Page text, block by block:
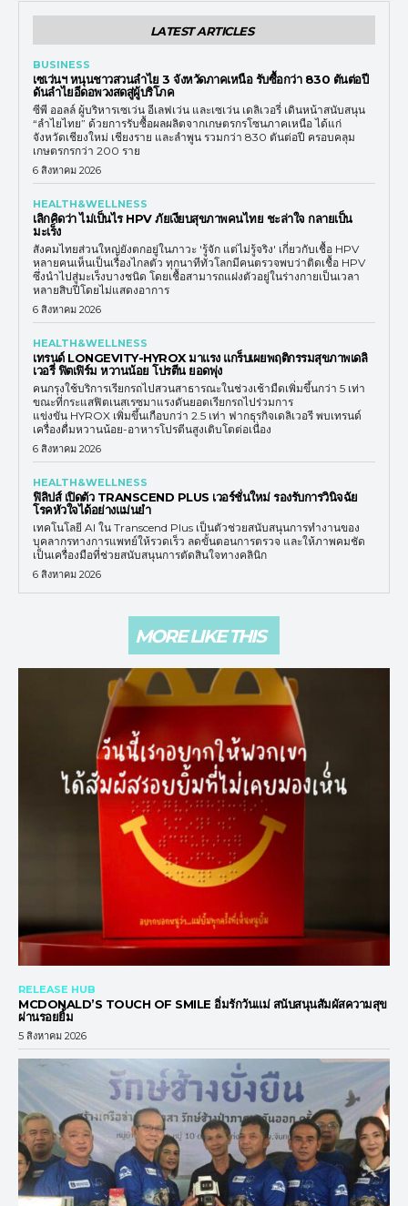
LATEST ARTICLES
BUSINESS
เซเว่นฯ หนุนชาวสวนลำไย 3 จังหวัดภาคเหนือ รับซื้อกว่า 830 ตันต่อปี
ดันลำไยอีดอพวงสดสู่ผู้บริโภค
ซีพี ออลล์ ผู้บริหารเซเว่น อีเลฟเว่น และเซเว่น เดลิเวอรี่ เดินหน้าสนับสนุน
“ลำไยไทย” ด้วยการรับซื้อผลผลิตจากเกษตรกรโซนภาคเหนือ ได้แก่
จังหวัดเชียงใหม่ เชียงราย และลำพูน รวมกว่า 830 ตันต่อปี ครอบคลุม
เกษตรกรกว่า 200 ราย
6 สิงหาคม 2026
HEALTH&WELLNESS
เลิกคิดว่า ไม่เป็นไร HPV ภัยเงียบสุขภาพคนไทย ชะล่าใจ กลายเป็น
มะเร็ง
สังคมไทยส่วนใหญ่ยังตกอยู่ในภาวะ 'รู้จัก แต่ไม่รู้จริง' เกี่ยวกับเชื้อ HPV
หลายคนเห็นเป็นเรื่องไกลตัว ทุกนาทีทั่วโลกมีคนตรวจพบว่าติดเชื้อ HPV
ซึ่งนำไปสู่มะเร็งบางชนิด โดยเชื้อสามารถแฝงตัวอยู่ในร่างกายเป็นเวลา
หลายสิบปีโดยไม่แสดงอาการ
6 สิงหาคม 2026
HEALTH&WELLNESS
เทรนด์ LONGEVITY-HYROX มาแรง แกร็บเผยพฤติกรรมสุขภาพเดลิ
เวอรี่ ฟิตเฟิร์ม หวานน้อย โปรตีน ยอดพุ่ง
คนกรุงใช้บริการเรียกรถไปสวนสาธารณะในช่วงเช้ามืดเพิ่มขึ้นกว่า 5 เท่า
ขณะที่กระแสฟิตเนสเรซมาแรงดันยอดเรียกรถไปร่วมการ
แข่งขัน HYROX เพิ่มขึ้นเกือบกว่า 2.5 เท่า ฟากธุรกิจเดลิเวอรี พบเทรนด์
เครื่องดื่มหวานน้อย-อาหารโปรตีนสูงเติบโตต่อเนื่อง
6 สิงหาคม 2026
HEALTH&WELLNESS
ฟิลิปส์ เปิดตัว TRANSCEND PLUS เวอร์ชั่นใหม่ รองรับการวินิจฉัย
โรคหัวใจได้อย่างแม่นยำ
เทคโนโลยี AI ใน Transcend Plus เป็นตัวช่วยสนับสนุนการทำงานของ
บุคลากรทางการแพทย์ให้รวดเร็ว ลดขั้นตอนการตรวจ และให้ภาพคมชัด
เป็นเครื่องมือที่ช่วยสนับสนุนการตัดสินใจทางคลินิก
6 สิงหาคม 2026
MORE LIKE THIS
RELEASE HUB
MCDONALD’S TOUCH OF SMILE อิ่มรักวันแม่ สนับสนุนสัมผัสความสุข
ผ่านรอยยิ้ม
5 สิงหาคม 2026